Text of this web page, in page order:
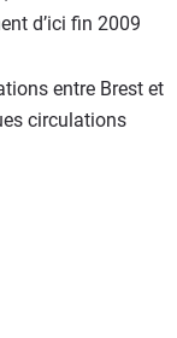
d’ici fin 2009
entre Brest et
circulations